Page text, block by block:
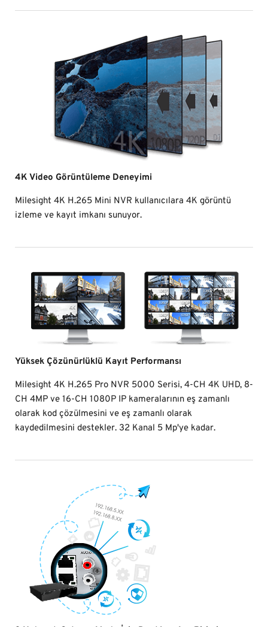
4K Video Görüntüleme Deneyimi
Milesight 4K H.265 Mini NVR kullanıcılara 4K görüntü
izleme ve kayıt imkanı sunuyor.
Yüksek Çözünürlüklü Kayıt Performansı
Milesight 4K H.265 Pro NVR 5000 Serisi, 4-CH 4K UHD, 8-
CH 4MP ve 16-CH 1080P IP kameralarının eş zamanlı
olarak kod çözülmesini ve eş zamanlı olarak
kaydedilmesini destekler. 32 Kanal 5 Mp'ye kadar.